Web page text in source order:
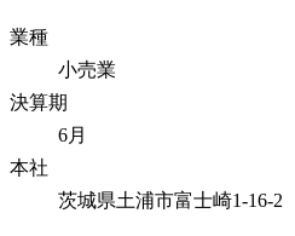
業種
小売業
決算期
6月
本社
茨城県土浦市富士崎1-16-2